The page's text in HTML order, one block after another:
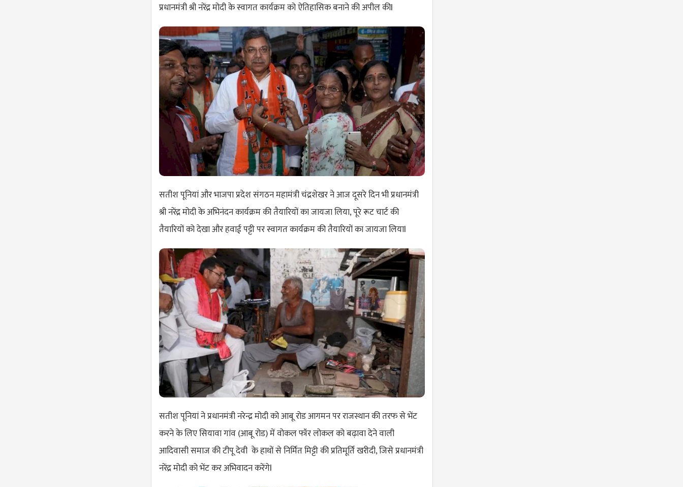
प्रधानमंत्री श्री नरेंद्र मोदी के स्वागत कार्यक्रम को ऐतिहासिक बनाने की अपील कीl
सतीश पूनियां और भाजपा प्रदेश संगठन महामंत्री चंद्रशेखर ने आज दूसरे दिन भी प्रधानमंत्री
श्री नरेंद्र मोदी के अभिनंदन कार्यक्रम की तैयारियों का जायजा लिया, पूरे रूट चार्ट की
तैयारियों को देखा और हवाई पट्टी पर स्वागत कार्यक्रम की तैयारियों का जायजा लियाl
सतीश पूनियां ने प्रधानमंत्री नरेन्द्र मोदी को आबू रोड आगमन पर राजस्थान की तरफ से भेंट
करने के लिए सियावा गांव (आबू रोड) में वोकल फॉर लोकल को बढ़ावा देने वाली
आदिवासी समाज की टीपू देवी के हाथों से निर्मित मिट्टी की प्रतिमूर्ति खरीदी, जिसे प्रधानमंत्री
नरेंद्र मोदी को भेंट कर अभिवादन करेंगेl